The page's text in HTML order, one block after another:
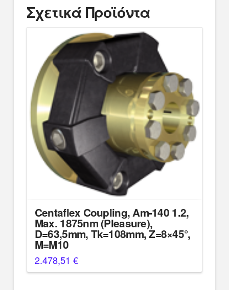
Σχετικά Προϊόντα
Centaflex Coupling, Am-140 1.2,
Max. 1875nm (Pleasure),
D=63,5mm, Tk=108mm, Z=8×45°,
M=M10
2.478,51 €